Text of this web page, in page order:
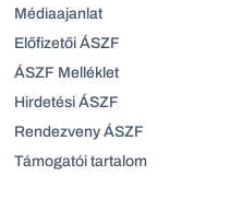
Médiaajanlat
Előfizetői ÁSZF
ÁSZF Melléklet
Hirdetési ÁSZF
Rendezveny ÁSZF
Támogatói tartalom